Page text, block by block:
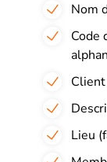
Nom
Code
Lieu